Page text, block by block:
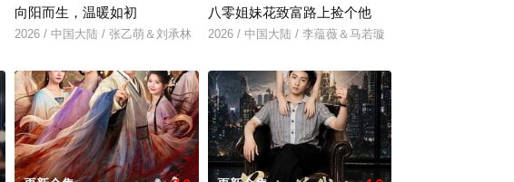
向阳而生，温暖如初
2026 / 中国大陆 / 张乙萌＆刘承林
八零姐妹花致富路上捡个他
2026 / 中国大陆 / 李蕴薇＆马若璇